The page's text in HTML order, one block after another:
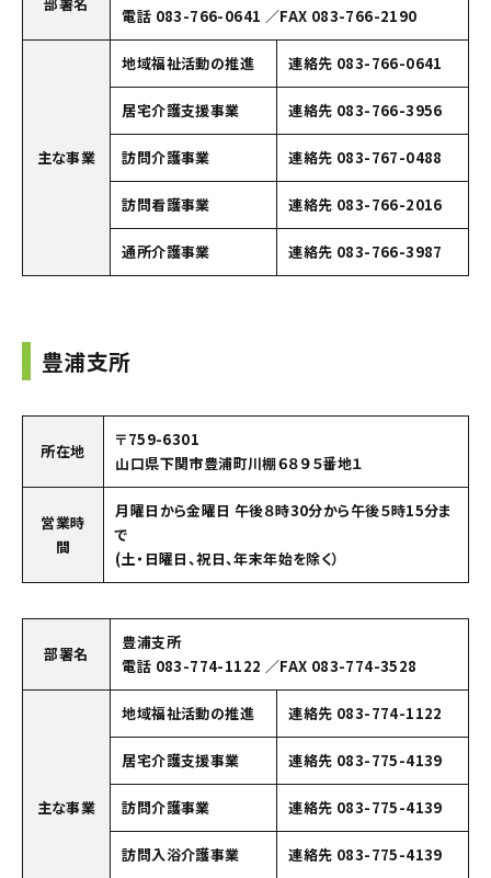
電話 083-766-0641 ／FAX 083-766-2190
主な事業
地域福祉活動の推進 連絡先 083-766-0641
居宅介護支援事業 連絡先 083-766-3956
訪問介護事業 連絡先 083-767-0488
訪問看護事業 連絡先 083-766-2016
通所介護事業 連絡先 083-766-3987
豊浦支所
所在地
〒759-6301
山口県下関市豊浦町川棚６８９５番地１
営業時
間
月曜日から金曜日 午後８時30分から午後５時15分ま
で
(土・日曜日、祝日、年末年始を除く）
部署名
豊浦支所
電話 083-774-1122 ／FAX 083-774-3528
主な事業
地域福祉活動の推進 連絡先 083-774-1122
居宅介護支援事業 連絡先 083-775-4139
訪問介護事業 連絡先 083-775-4139
訪問入浴介護事業 連絡先 083-775-4139